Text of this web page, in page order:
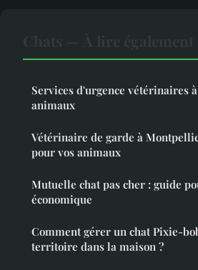
Services d'urgence vétérinaires
animaux
Vétérinaire de garde à
pour vos animaux
Mutuelle chat pas cher : guide
économique
Comment gérer un chat Pixie-
territoire dans la maison ?